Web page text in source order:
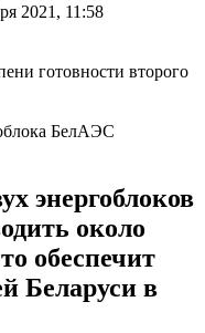
2021, 11:58
БелАЭС
энергоблоков
около
обеспечит
Беларуси в